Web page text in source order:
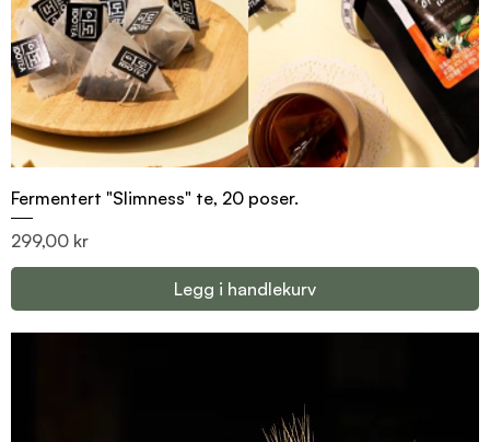
Fermentert "Slimness" te, 20 poser.
Pris
299,00 kr
Legg i handlekurv